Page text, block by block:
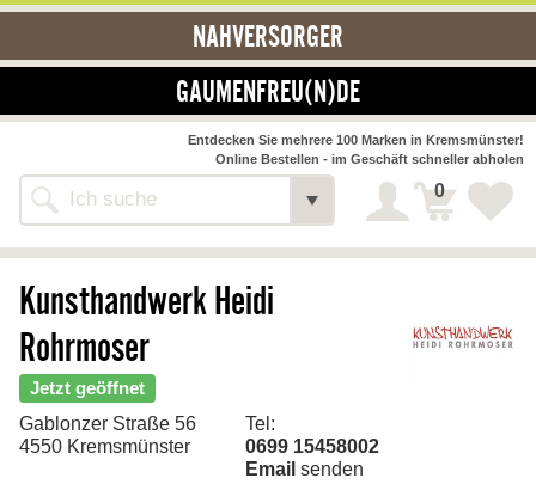
NAHVERSORGER
GAUMENFREU(N)DE
Alle Webseiten
Entdecken Sie mehrere 100 Marken in Kremsmünster!
Online Bestellen - im Geschäft schneller abholen
0
zurück
Startseite
Über uns
Leistungen
Kontakt
Kunsthandwerk Heidi
Rohrmoser
Jetzt geöffnet
Gablonzer Straße 56
4550 Kremsmünster
Tel:
0699 15458002
Email senden